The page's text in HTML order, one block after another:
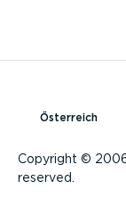
Copyright ©
reserved.
Österreich